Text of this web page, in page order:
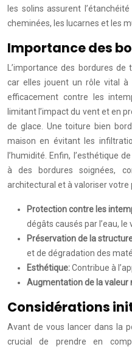
les solins assurent
cheminées, les lucarnes et les
Importance des
L’importance des bordures
car elles jouent un rôle vital à
efficacement contre les
limitant l’impact du vent et en
de glace. Une toiture bien
maison en évitant les
l’humidité. Enfin, l’esthétique
à des bordures soignées,
architectural et à valoriser votre
Protection contre les
dégâts causés par l’eau, le
Préservation de la
et de dégradation des
Esthétique:Contribue à
Augmentation de la valeur
Considérations
Avant de vous lancer dans la
crucial de prendre en